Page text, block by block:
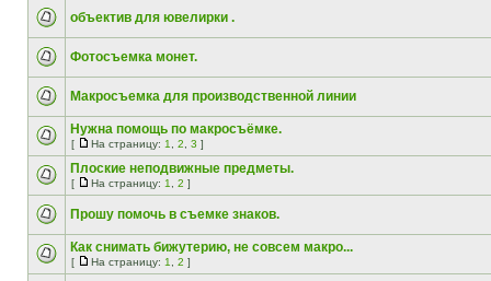
объектив для ювелирки .
Фотосъемка монет.
Макросъемка для производственной линии
Нужна помощь по макросъёмке.
[ На страницу: 1 2 3 ]
Плоские неподвижные предметы.
[ На страницу: 1 2 ]
Прошу помочь в съемке знаков.
Как снимать бижутерию, не совсем макро...
[ На страницу: 1 2 ]